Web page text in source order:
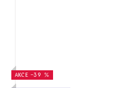
AKCE –39 %